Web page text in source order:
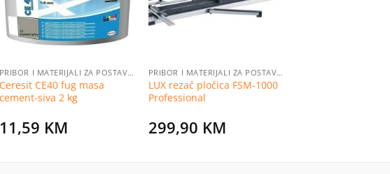
PRIBOR I MATERIJALI ZA POSTAVLJANJE PLOČICA
Ceresit CE40 fug masa
cement-siva 2 kg
11,59 KM
PRIBOR I MATERIJALI ZA POSTAVLJANJE PLOČICA
LUX rezač pločica FSM-1000
Professional
299,90 KM